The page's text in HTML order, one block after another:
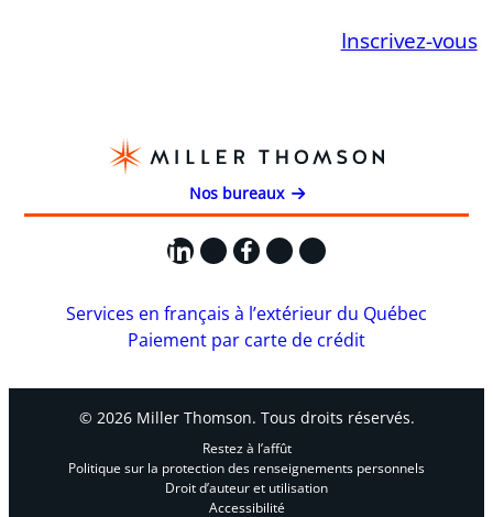
Inscrivez-vous
Nos bureaux
LinkedIn
X Facebook
Instagram
YouTube
Services en français à l’extérieur du Québec
Paiement par carte de crédit
© 2026 Miller Thomson. Tous droits réservés.
Restez à l’affût
Politique sur la protection des renseignements personnels
Droit d’auteur et utilisation
Accessibilité